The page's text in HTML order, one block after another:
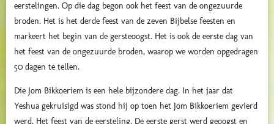
eerstelingen. Op die dag begon ook het feest van de ongezuurde
broden. Het is het derde feest van de zeven Bijbelse feesten en
markeert het begin van de gersteoogst. Het is ook de eerste dag van
het feest van de ongezuurde broden, waarop we worden opgedragen
50 dagen te tellen.
Die Jom Bikkoeriem is een hele bijzondere dag. In het jaar dat
Yeshua gekruisigd was stond hij op toen het Jom Bikkoeriem gevierd
werd, Het feest van de eersteling. De eerste gerst werd geoogst en